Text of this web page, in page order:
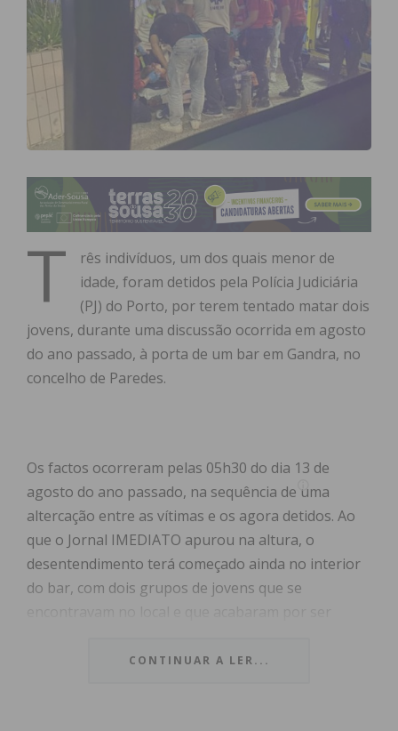
T
rês indivíduos, um dos quais menor de
idade, foram detidos pela Polícia Judiciária
(PJ) do Porto, por terem tentado matar dois
jovens, durante uma discussão ocorrida em agosto
do ano passado, à porta de um bar em Gandra, no
concelho de Paredes.
Os factos ocorreram pelas 05h30 do dia 13 de
agosto do ano passado, na sequência de uma
altercação entre as vítimas e os agora detidos. Ao
que o Jornal IMEDIATO apurou na altura, o
desentendimento terá começado ainda no interior
do bar, com dois grupos de jovens que se
diversão noturna.CONTINUAR A LER...